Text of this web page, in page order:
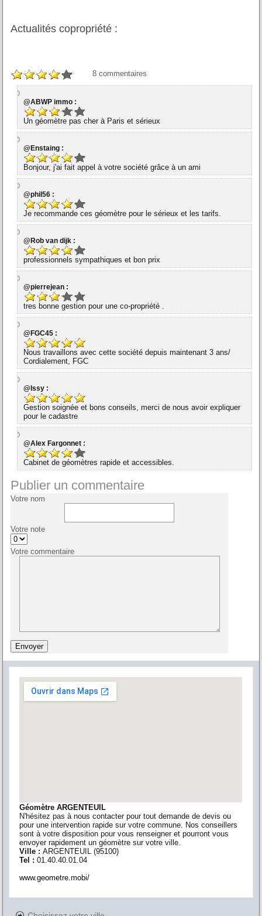
Actualités copropriété :
8 commentaires
@ABWP immo :
Un géomètre pas cher à Paris et sérieux
@Enstaing :
Bonjour, j'ai fait appel à votre société grâce à un ami
@phil56 :
Je recommande ces géomètre pour le sérieux et les tarifs.
@Rob van dijk :
professionnels sympathiques et bon prix
@pierrejean :
tres bonne gestion pour une co-propriété .
@FGC45 :
Nous travaillons avec cette société depuis maintenant 3 ans/
Cordialement, FGC
@Issy :
Gestion soignée et bons conseils, merci de nous avoir expliquer
pour le cadastre
@Alex Fargonnet :
Cabinet de géomètres rapide et accessibles.
Publier un commentaire
Votre nom
Votre note
Votre commentaire
Géomètre ARGENTEUIL
N'hésitez pas à nous contacter pour tout demande de devis ou
pour une intervention rapide sur votre commune. Nos conseillers
sont à votre disposition pour vous renseigner et pourront vous
envoyer rapidement un géomètre sur votre ville.
Ville :ARGENTEUIL (95100)
Tel :01.40.40.01.04
www.geometre.mobi/